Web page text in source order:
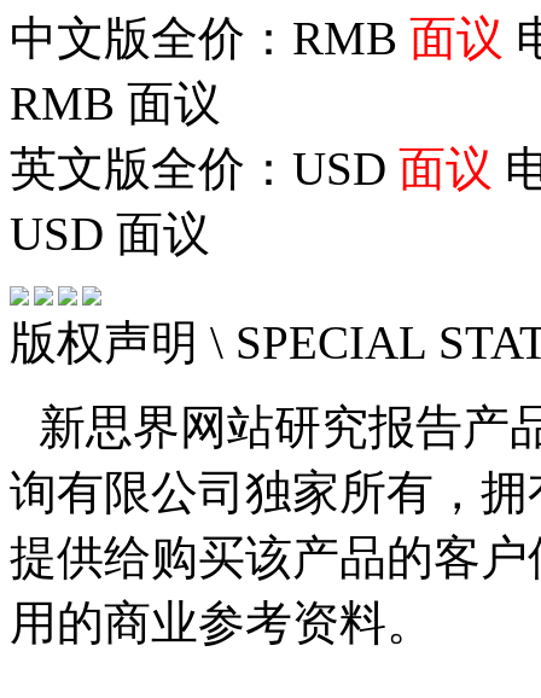
中文版全价：RMB 面议
RMB 面议
英文版全价：USD 面议
USD 面议
版权声明 \ SPECIAL
新思界网站研究报告产
询有限公司独家所有，
提供给购买该产品的客
用的商业参考资料。